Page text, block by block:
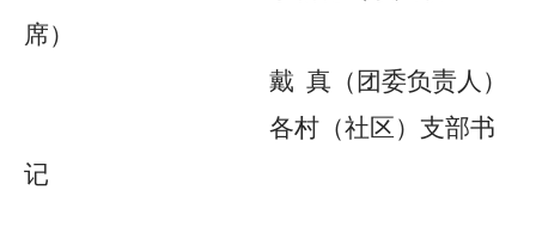
席）
戴 真 （团委负责人）
各村（社区）支部书
记